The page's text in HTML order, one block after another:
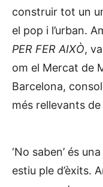
construir tot un
el pop i l’urban.
PER FER AIXÒ,
om el Mercat de
Barcelona,
més rellevants
‘No saben’ és
estiu ple d’èxits.